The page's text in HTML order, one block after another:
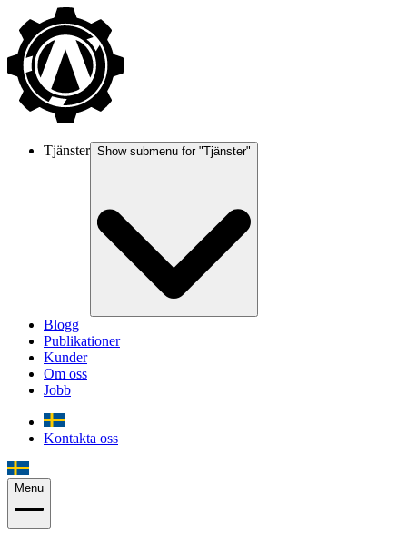
Tjänster Show submenu for "Tjänster"
Blogg
Publikationer
Kunder
Om oss
Jobb
Kontakta oss
Menu